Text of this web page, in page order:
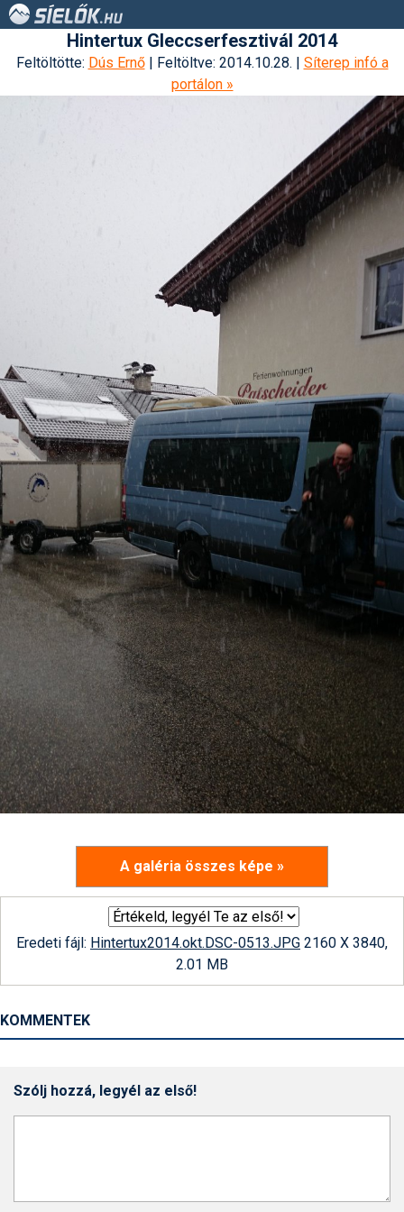
Hintertux Gleccserfesztivál 2014
Feltöltötte: Dús Ernő| Feltöltve: 2014.10.28. | Síterep infó a
portálon »
A galéria összes képe »
Eredeti fájl: Hintertux2014.okt.DSC-0513.JPG 2160 X 3840,
2.01 MB
KOMMENTEK
Szólj hozzá, legyél az első!